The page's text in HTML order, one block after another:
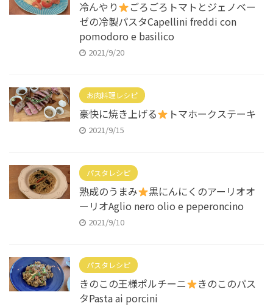
冷んやり
ごろごろトマトとジェノベー
ゼの冷製パスタCapellini freddi con
pomodoro e basilico
2021/9/20
お肉料理レシピ
豪快に焼き上げる トマホークステーキ
2021/9/15
パスタレシピ
熟成のうまみ
黒にんにくのアーリオオ
ーリオAglio nero olio e peperoncino
2021/9/10
パスタレシピ
きのこの王様ポルチーニ
きのこのパス
タPasta ai porcini